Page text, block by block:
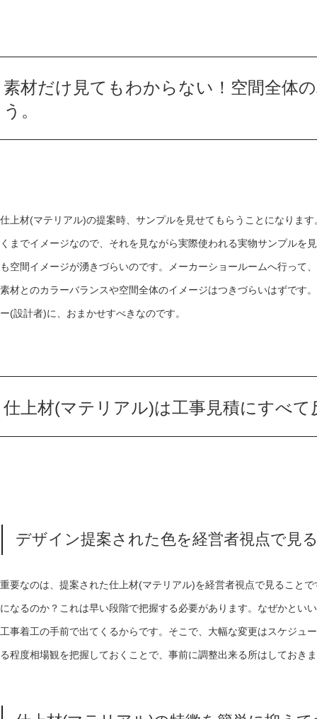
素材だけ見てもわからない！空間全体
う。
仕上材(マテリアル)の提案時、サンプルを見せてもらうことになりま
くまでイメージなので、それを見ながら実際使われる実物サンプルを
も空間イメージが湧きづらいのです。メーカーショールームへ行って
素材とのカラーバランスや空間全体のイメージはつきづらいはずです
ー(設計者)に、おまかせすべきなのです。
仕上材(マテリアル)は工事見積にすべて
デザイン提案された色を経営者視点で見
重要なのは、提案された仕上材(マテリアル)を経営者視点で見ること
になるのか？これは早い段階で把握する必要があります。なぜかとい
工事着工の手前で出てくるからです。そこで、大幅な変更はスケジュ
る程度相場観を把握しておくことで、事前に調整出来る所はしておき